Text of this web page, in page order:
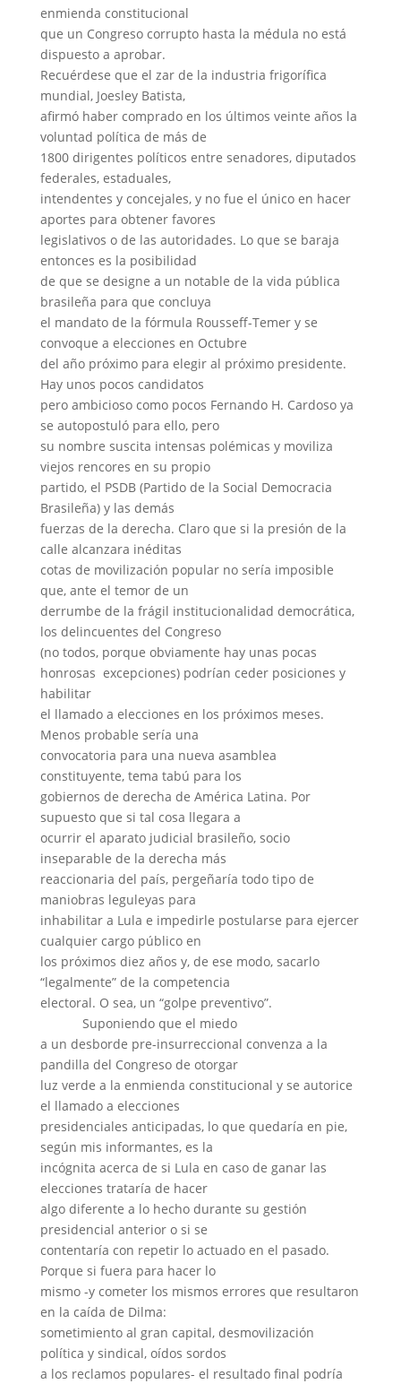
enmienda constitucional
que un Congreso corrupto hasta la médula no está
dispuesto a aprobar.
Recuérdese que el zar de la industria frigorífica
mundial, Joesley Batista,
afirmó haber comprado en los últimos veinte años la
voluntad política de más de
1800 dirigentes políticos entre senadores, diputados
federales, estaduales,
intendentes y concejales, y no fue el único en hacer
aportes para obtener favores
legislativos o de las autoridades. Lo que se baraja
entonces es la posibilidad
de que se designe a un notable de la vida pública
brasileña para que concluya
el mandato de la fórmula Rousseff-Temer y se
convoque a elecciones en Octubre
del año próximo para elegir al próximo presidente.
Hay unos pocos candidatos
pero ambicioso como pocos Fernando H. Cardoso ya
se autopostuló para ello, pero
su nombre suscita intensas polémicas y moviliza
viejos rencores en su propio
partido, el PSDB (Partido de la Social Democracia
Brasileña) y las demás
fuerzas de la derecha. Claro que si la presión de la
calle alcanzara inéditas
cotas de movilización popular no sería imposible
que, ante el temor de un
derrumbe de la frágil institucionalidad democrática,
los delincuentes del Congreso
(no todos, porque obviamente hay unas pocas
honrosas excepciones) podrían ceder posiciones y
habilitar
el llamado a elecciones en los próximos meses.
Menos probable sería una
convocatoria para una nueva asamblea
constituyente, tema tabú para los
gobiernos de derecha de América Latina. Por
supuesto que si tal cosa llegara a
ocurrir el aparato judicial brasileño, socio
inseparable de la derecha más
reaccionaria del país, pergeñaría todo tipo de
maniobras leguleyas para
inhabilitar a Lula e impedirle postularse para ejercer
cualquier cargo público en
los próximos diez años y, de ese modo, sacarlo
“legalmente” de la competencia
electoral. O sea, un “golpe preventivo”.
Suponiendo que el miedo
a un desborde pre-insurreccional convenza a la
pandilla del Congreso de otorgar
luz verde a la enmienda constitucional y se autorice
el llamado a elecciones
presidenciales anticipadas, lo que quedaría en pie,
según mis informantes, es la
incógnita acerca de si Lula en caso de ganar las
elecciones trataría de hacer
algo diferente a lo hecho durante su gestión
presidencial anterior o si se
contentaría con repetir lo actuado en el pasado.
Porque si fuera para hacer lo
mismo -y cometer los mismos errores que resultaron
en la caída de Dilma:
sometimiento al gran capital, desmovilización
política y sindical, oídos sordos
a los reclamos populares- el resultado final podría